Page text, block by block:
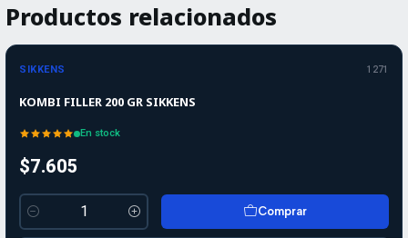
Productos relacionados
SIKKENS 1271
KOMBI FILLER 200 GR SIKKENS
En stock
$7.605
Cantidad
Comprar